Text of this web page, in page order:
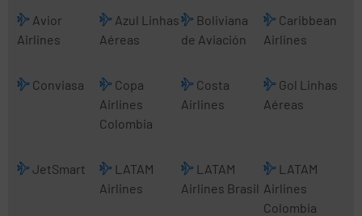
Avior
Airlines
Azul Linhas
Aéreas
Boliviana
de Aviación
Caribbean
Airlines
Conviasa
Copa
Airlines
Colombia
Costa
Airlines
Gol Linhas
Aéreas
JetSmart
LATAM
Airlines
LATAM
Airlines Brasil
LATAM
Airlines
Colombia